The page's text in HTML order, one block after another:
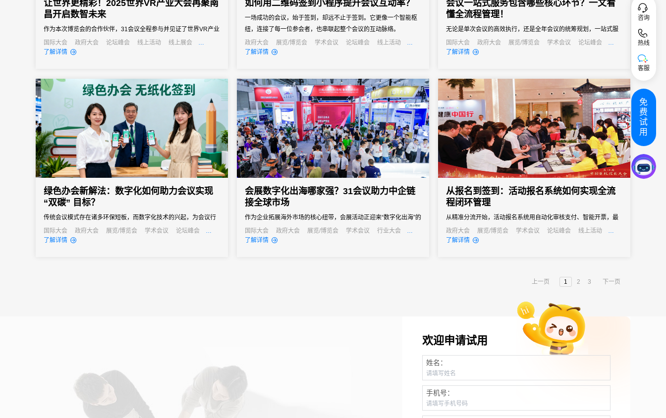
让世界更精彩！2025世界VR产业大会再聚南
昌开启数智未来
作为本次博览会的合作伙伴，31会议全程参与并见证了世界VR产业
大会的飞速发展与深刻变革，并依托专业的会展服务能力与创新技
术支撑为博览会的顺利举办提供了坚实有力的保障，推动会务运营
国际大会 政府大会 论坛峰会 线上活动
线上展会
产业大会
经销商大会
了解详情
如何用二维码签到小程序提升会议互动率？
一场成功的会议，始于签到，却远不止于签到。它更像一个智能枢
纽，连接了每一位参会者，也串联起整个会议的互动脉络。
政府大会
展览/博览会 学术会议 论坛峰会
线上活动
线上展会
经销商大会
了解详情
会议一站式服务包含哪些核心环节？一文看
懂全流程管理！
无论是单次会议的高效执行，还是全年会议的统筹规划，一站式服
务都能成为主办方的得力助手，帮助企业在节省成本的同时，提升
会议影响力，实现办会目标。
国际大会 政府大会 展览/博览会 学术会议
论坛峰会
线上活动
公关活动
了解详情
绿色办会新解法：数字化如何助力会议实现
“双碳” 目标？
传统会议模式存在诸多环保短板，而数字化技术的兴起，为会议行
业实现绿色转型、达成“双碳”目标提供了新的解法。
国际大会 政府大会 展览/博览会 学术会议
论坛峰会
线上活动
线上展会
了解详情
会展数字化出海哪家强？31会议助力中企链
接全球市场
作为企业拓展海外市场的核心纽带，会展活动正迎来“数字化出海”的
关键转型期——传统线下办展模式受限于多语言壁垒、跨时区协
调、数据合规等难题，难以满足国际化运营需求。
国际大会 政府大会 展览/博览会 学术会议
行业大会
经销商大会
了解详情
从报名到签到：活动报名系统如何实现全流
程闭环管理
从精准分流开始，活动报名系统用自动化审核支付、智能开票，最
终实现数据驱动的精细化管理，让参会者享受丝滑体验，更让主办
方拥有掌控全局的能力。
政府大会 展览/博览会 学术会议 论坛峰会
线上活动
发布会
培训会
了解详情
上一页 1 2 3 下一页
欢迎申请试用
姓名：
手机号：
咨询
热线
客服
免
费
试
用